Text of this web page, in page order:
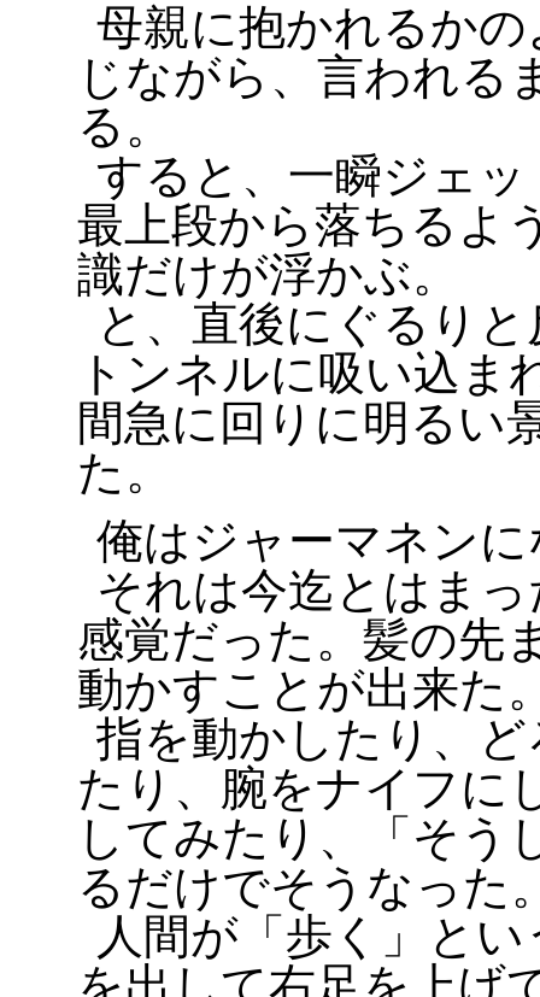
母親に抱かれるか
じながら、言われる
る。
すると、一瞬ジェ
最上段から落ちるよ
識だけが浮かぶ。
と、直後にぐるり
トンネルに吸い込ま
間急に回りに明るい
た。
俺はジャーマネン
それは今迄とはま
感覚だった。髪の先
動かすことが出来た
指を動かしたり、
たり、腕をナイフに
してみたり、「そう
るだけでそうなった
人間が「歩く」と
を出して右足を上げ